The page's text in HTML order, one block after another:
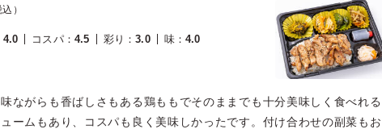
）
4.0 コスパ： 4.5 彩り ：3.0 味：4.0
ながらも香ばしさもある鶏ももでそのままでも十分美味しく食べれる
ームもあり、コスパも良く美味しかったです。付け合わせの副菜もお